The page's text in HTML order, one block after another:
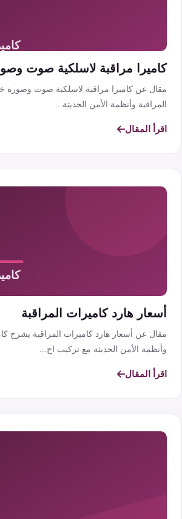
كاميرا مراقبة لاسلكية صوت
مقال عن كاميرا مراقبة لاسلكية صوت وصورة
المراقبة وأنظمة الأمن الحديثة...
اقرأ المقال
أسعار هارد كاميرات المراقبة
مقال عن أسعار هارد كاميرات المراقبة يشرح
وأنظمة الأمن الحديثة مع تركيب اح...
اقرأ المقال